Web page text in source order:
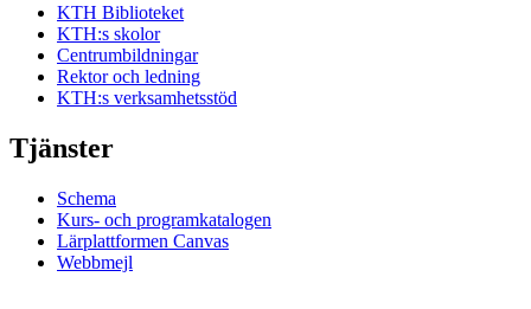
KTH Biblioteket
KTH:s skolor
Centrumbildningar
Rektor och ledning
KTH:s verksamhetsstöd
Tjänster
Schema
Kurs- och programkatalogen
Lärplattformen Canvas
Webbmejl